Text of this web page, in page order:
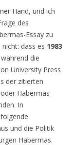
Hand, und ich
des
Essay zu
dass es 1983
die
University Press
der zitierten
Habermas
In
und die Politik
Habermas.